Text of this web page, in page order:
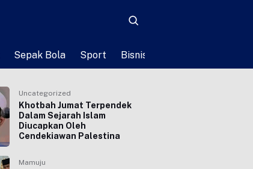
Sepak Bola Sport Bisnis
Uncategorized
Khotbah Jumat Terpendek
Dalam Sejarah Islam
Diucapkan Oleh
Cendekiawan Palestina
Mamuju